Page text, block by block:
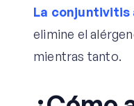
La conjuntivitis
elimine el
mientras tanto.